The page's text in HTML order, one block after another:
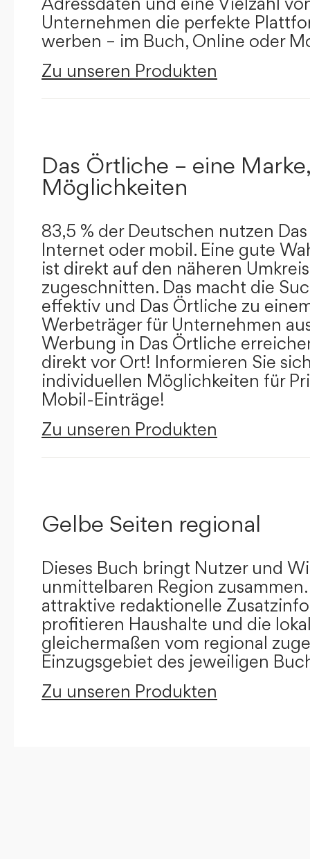
Unternehmen die perfekte
werben – im Buch, Online oder
Zu unseren Produkten
Das Örtliche – eine
Möglichkeiten
83,5 % der Deutschen nutzen
Internet oder mobil. Eine gute
ist direkt auf den näheren
zugeschnitten. Das macht die
effektiv und Das Örtliche zu
Werbeträger für Unternehmen
Werbung in Das Örtliche
direkt vor Ort! Informieren Sie
individuellen Möglichkeiten für
Mobil-Einträge!
Zu unseren Produkten
Gelbe Seiten regional
Dieses Buch bringt Nutzer und
unmittelbaren Region
attraktive redaktionelle
profitieren Haushalte und die
gleichermaßen vom regional
Einzugsgebiet des jeweiligen
Zu unseren Produkten